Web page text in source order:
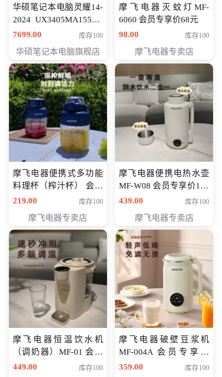
华硕笔记本电脑灵耀14-
2024 UX3405MA155夜
空蓝 oled 智慧轻薄本 会
7699.00 库存100
华硕笔记本电脑旗舰店
摩飞电器灭蚊灯MF-
6060 会员专享价68元
98.00
库存100
摩飞电器专卖店
摩飞电器便携式多功能
料理杯（榨汁杯） 会员
专享价118元
219.00 库存100
摩飞电器专卖店
摩飞电器便携电热水壶
MF-W08 会员专享价198
元
439.00 库存100
摩飞电器专卖店
摩飞电器恒温饮水机
（调奶器）MF-01 会员
专享价366元
449.00 库存100
摩飞电器破壁豆浆机
MF-004A 会员专享价
168元
359.00 库存100